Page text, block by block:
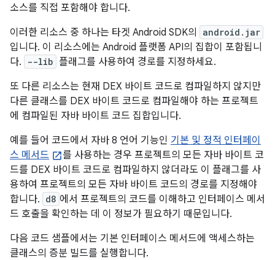
소스를 직접 포함해야 합니다.
이러한 리소스 중 하나는 타겟 Android SDK의
android.jar
입니다. 이 리소스에는 Android 플랫폼 API의 집합이 포함됩니
다.
--lib 플래그를 사용하여 경로를 지정하세요.
또 다른 리소스는 현재 DEX 바이트 코드로 컴파일하지 않지만
다른 클래스를 DEX 바이트 코드로 컴파일해야 하는 프로젝트
에 컴파일된 자바 바이트 코드 집합입니다.
예를 들어 코드에서 자바 8 언어 기능인 기본 및 정적 인터페이
스 메서드
를 사용하는 경우 프로젝트의 모든 자바 바이트 코
드를 DEX 바이트 코드로 컴파일하지 않더라도 이 플래그를 사
용하여 프로젝트의 모든 자바 바이트 코드의 경로를 지정해야
합니다. d8 에서 프로젝트의 코드를 이해하고 인터페이스 메서
드 호출을 확인하는 데 이 정보가 필요하기 때문입니다.
다음 코드 샘플에서는 기본 인터페이스 메서드에 액세스하는
클래스의 증분 빌드를 실행합니다.